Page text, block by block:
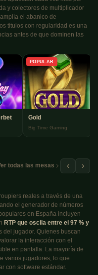
y colectores de multiplicador
el abanico de
títulos con regularidad es una
antes de que dominen las
POPULAR
Gold
Big Time Gaming
todas las mesas ‹ ›
reales a través de una
el generador de números
en España incluyen
RTP que oscila entre el 97 % y
del jugador. Quienes buscan
la interacción con el
en pantalla. La mayoría de
varios jugadores, lo que
con software estándar.